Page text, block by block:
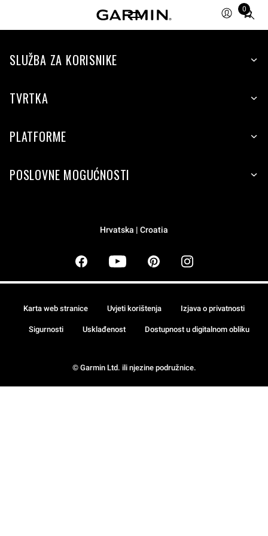
0
Total
items
cart:
SLUŽBA ZA KORISNIKE
TVRTKA
PLATFORME
POSLOVNE MOGUĆNOSTI
Hrvatska | Croatia
© Garmin Ltd. ili njezine podružnice.
Karta web stranice Uvjeti korištenja Izjava o privatnosti
Sigurnosti Usklađenost Dostupnost u digitalnom obliku